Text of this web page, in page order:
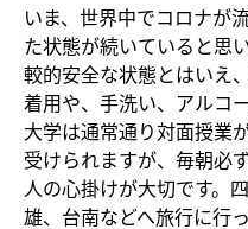
いま、世界中でコロナが
た状態が続いていると思
較的安全な状態とはいえ
着用や、手洗い、アルコ
大学は通常通り対面授業
受けられますが、毎朝必
人の心掛けが大切です。
雄、台南などへ旅行に行